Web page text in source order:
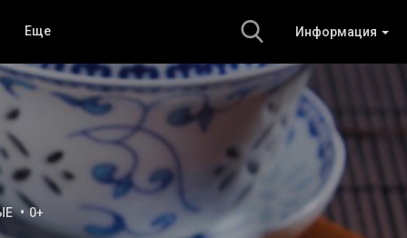
Информация
Еще
0+